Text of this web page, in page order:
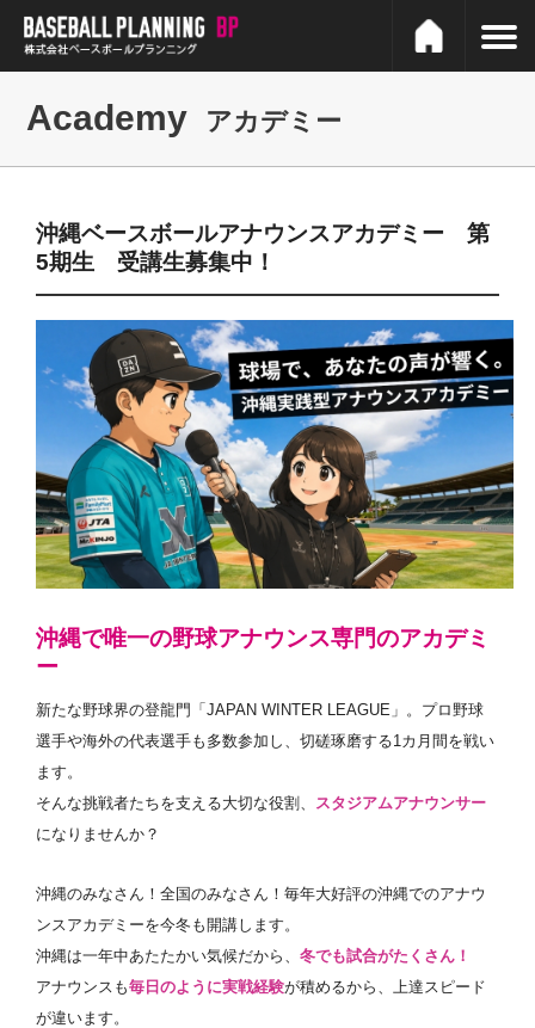
Academy アカデミー
沖縄ベースボールアナウンスアカデミー 第
5期生 受講生募集中！
沖縄で唯一の野球アナウンス専門のアカデミ
ー
新たな野球界の登龍門「JAPAN WINTER LEAGUE」。プロ野球
選手や海外の代表選手も多数参加し、切磋琢磨する1カ月間を戦い
ます。
そんな挑戦者たちを支える大切な役割、
スタジアムアナウンサー
になりませんか？
沖縄のみなさん！全国のみなさん！毎年大好評の沖縄でのアナウ
ンスアカデミーを今冬も開講します。
沖縄は一年中あたたかい気候だから、冬でも試合がたくさん！
アナウンスも毎日のように実戦経験が積めるから、上達スピード
が違います。